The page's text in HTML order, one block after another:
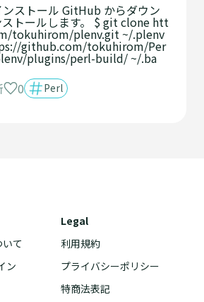
ストール GitHub からダウン
トールします。 $ git clone htt
tokuhirom/plenv.git ~/.plenv
github.com/tokuhirom/Per
plugins/perl-build/ ~/.ba
0 Perl
て
ン
Legal
利用規約
プライバシーポリシー
特商法表記